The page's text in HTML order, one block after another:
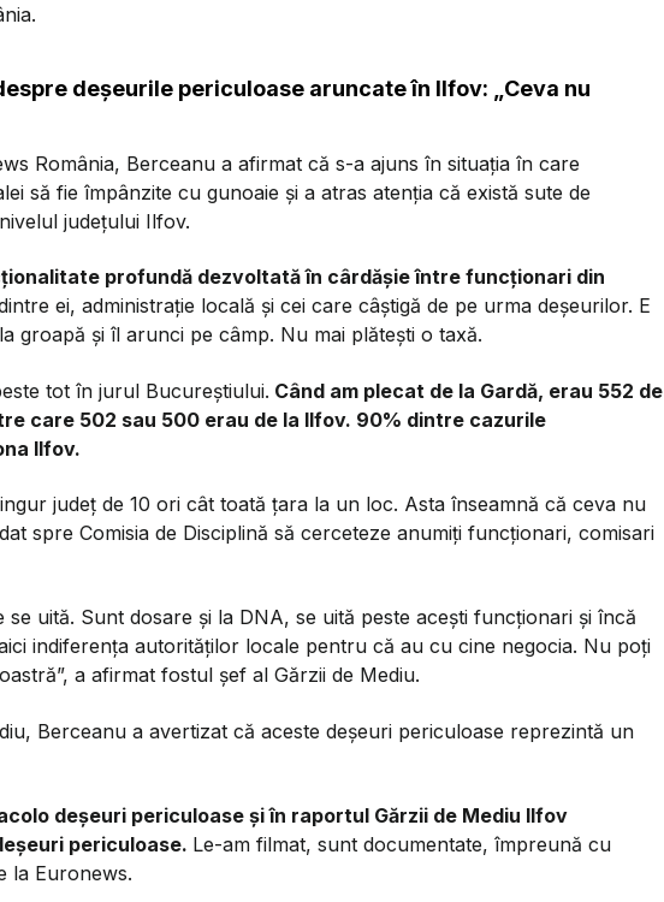
deșeurile periculoase aruncate în Ilfov: „Ceva nu
România, Berceanu a afirmat că s-a ajuns în situația în care
să fie împânzite cu gunoaie și a atras atenția că există sute de
județului Ilfov.
profundă dezvoltată în cârdășie între funcționari din
ei, administrație locală și cei care câștigă de pe urma deșeurilor. E
groapă și îl arunci pe câmp. Nu mai plătești o taxă.
tot în jurul Bucureștiului. Când am plecat de la Gardă, erau 552 de
care 502 sau 500 erau de la Ilfov. 90% dintre cazurile
Ilfov.
județ de 10 ori cât toată țara la un loc. Asta înseamnă că ceva nu
spre Comisia de Disciplină să cerceteze anumiți funcționari, comisari
se uită. Sunt dosare și la DNA, se uită peste acești funcționari și încă
indiferența autorităților locale pentru că au cu cine negocia. Nu poți
a afirmat fostul șef al Gărzii de Mediu.
Berceanu a avertizat că aceste deșeuri periculoase reprezintă un
deșeuri periculoase și în raportul Gărzii de Mediu Ilfov
periculoase. Le-am filmat, sunt documentate, împreună cu
la Euronews.